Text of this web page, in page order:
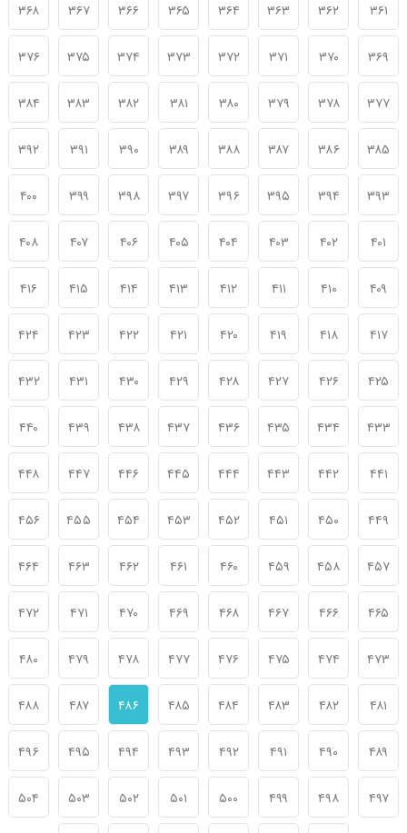
۳۶۱ ۳۶۲ ۳۶۳ ۳۶۴ ۳۶۵ ۳۶۶ ۳۶۷ ۳۶۸
۳۶۹ ۳۷۰ ۳۷۱ ۳۷۲ ۳۷۳ ۳۷۴ ۳۷۵ ۳۷۶
۳۷۷ ۳۷۸ ۳۷۹ ۳۸۰ ۳۸۱ ۳۸۲ ۳۸۳ ۳۸۴
۳۸۵ ۳۸۶ ۳۸۷ ۳۸۸ ۳۸۹ ۳۹۰ ۳۹۱ ۳۹۲
۳۹۳ ۳۹۴ ۳۹۵ ۳۹۶ ۳۹۷ ۳۹۸ ۳۹۹ ۴۰۰
۴۰۱ ۴۰۲ ۴۰۳ ۴۰۴ ۴۰۵ ۴۰۶ ۴۰۷ ۴۰۸
۴۰۹ ۴۱۰ ۴۱۱ ۴۱۲ ۴۱۳ ۴۱۴ ۴۱۵ ۴۱۶
۴۱۷ ۴۱۸ ۴۱۹ ۴۲۰ ۴۲۱ ۴۲۲ ۴۲۳ ۴۲۴
۴۲۵ ۴۲۶ ۴۲۷ ۴۲۸ ۴۲۹ ۴۳۰ ۴۳۱ ۴۳۲
۴۳۳ ۴۳۴ ۴۳۵ ۴۳۶ ۴۳۷ ۴۳۸ ۴۳۹ ۴۴۰
۴۴۱ ۴۴۲ ۴۴۳ ۴۴۴ ۴۴۵ ۴۴۶ ۴۴۷ ۴۴۸
۴۴۹ ۴۵۰ ۴۵۱ ۴۵۲ ۴۵۳ ۴۵۴ ۴۵۵ ۴۵۶
۴۵۷ ۴۵۸ ۴۵۹ ۴۶۰ ۴۶۱ ۴۶۲ ۴۶۳ ۴۶۴
۴۶۵ ۴۶۶ ۴۶۷ ۴۶۸ ۴۶۹ ۴۷۰ ۴۷۱ ۴۷۲
۴۷۳ ۴۷۴ ۴۷۵ ۴۷۶ ۴۷۷ ۴۷۸ ۴۷۹ ۴۸۰
۴۸۱ ۴۸۲ ۴۸۳ ۴۸۴ ۴۸۵ ۴۸۶ ۴۸۷ ۴۸۸
۴۸۹ ۴۹۰ ۴۹۱ ۴۹۲ ۴۹۳ ۴۹۴ ۴۹۵ ۴۹۶
۴۹۷ ۴۹۸ ۴۹۹ ۵۰۰ ۵۰۱ ۵۰۲ ۵۰۳ ۵۰۴